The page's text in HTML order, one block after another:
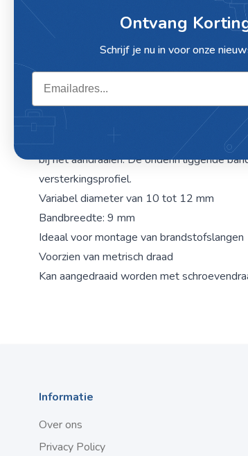
Omschrijving / JUNIOR CLIP
9MM, VPE:50
Mini slangklem met diameter 10 tot 12
De klem heeft omgebogen bandranden
bij het aandraaien. De onderin liggende
versterkingsprofiel.
Variabel diameter van 10 tot 12 mm
Bandbreedte: 9 mm
Ideaal voor montage van brandstofslangen
Voorzien van metrisch draad
Kan aangedraaid worden met
Informatie
Over ons
Privacy Policy
Ontvang
Schrijf je nu in voor onze
Email